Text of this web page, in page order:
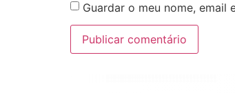
Guardar o meu nome, email